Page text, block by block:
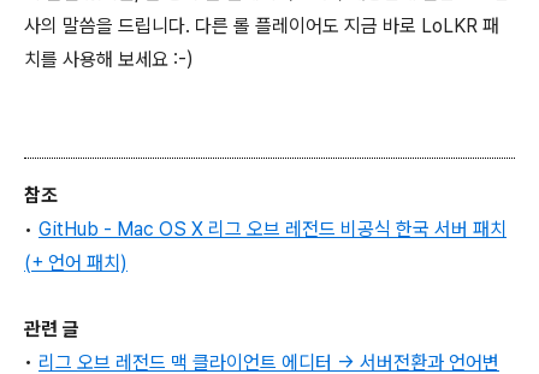
사의 말씀을 드립니다. 다른 롤 플레이어도 지금 바로 LoLKR 패
치를 사용해 보세요 :-)
참조
• GitHub - Mac OS X 리그 오브 레전드 비공식 한국 서버 패치
(+ 언어 패치)
관련 글
• 리그 오브 레전드 맥 클라이언트 에디터 → 서버전환과 언어변